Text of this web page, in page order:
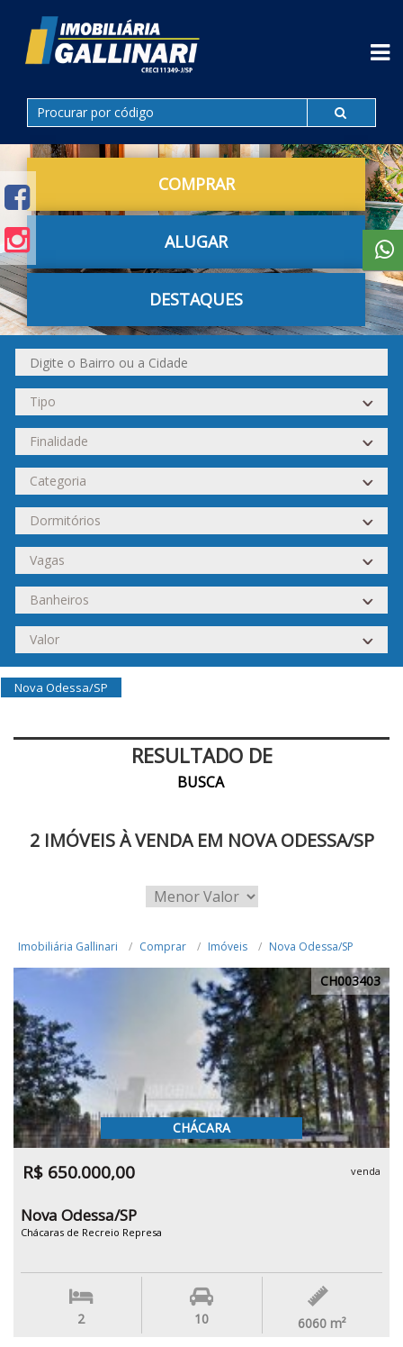
COMPRAR
ALUGAR
DESTAQUES
Nova Odessa/SP
RESULTADO DE
BUSCA
2 IMÓVEIS À VENDA EM NOVA ODESSA/SP
Imobiliária Gallinari Comprar Imóveis Nova Odessa/SP
CH003403
CHÁCARA
R$ 650.000,00 venda
Nova Odessa/SP
Chácaras de Recreio Represa
2 10 6060 m²